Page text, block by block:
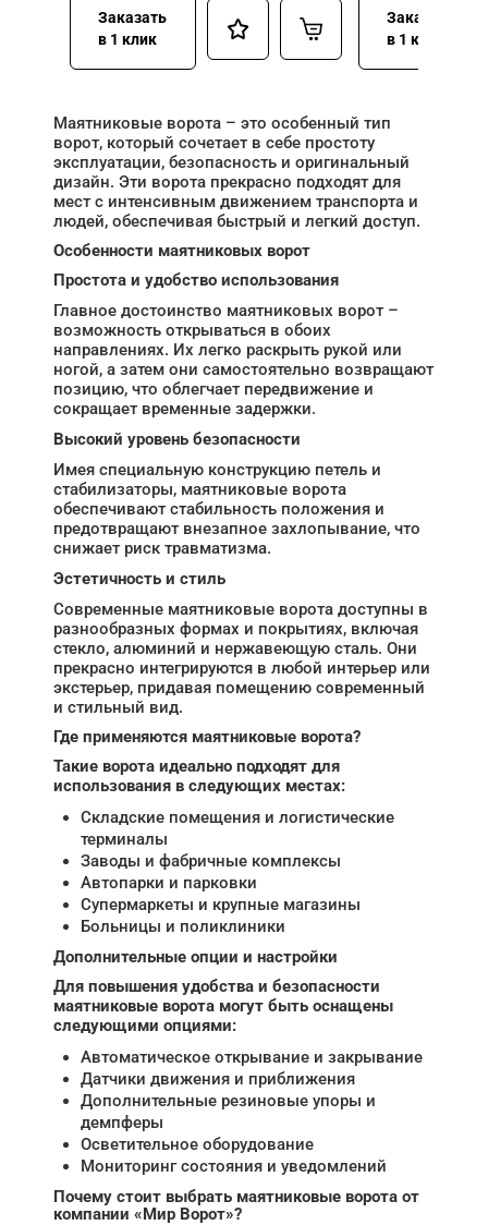
Заказать
в 1 клик
Заказать
в 1 клик
Маятниковые ворота – это особенный тип
ворот, который сочетает в себе простоту
эксплуатации, безопасность и оригинальный
дизайн. Эти ворота прекрасно подходят для
мест с интенсивным движением транспорта и
людей, обеспечивая быстрый и легкий доступ.
Особенности маятниковых ворот
Простота и удобство использования
Главное достоинство маятниковых ворот –
возможность открываться в обоих
направлениях. Их легко раскрыть рукой или
ногой, а затем они самостоятельно возвращают
позицию, что облегчает передвижение и
сокращает временные задержки.
Высокий уровень безопасности
Имея специальную конструкцию петель и
стабилизаторы, маятниковые ворота
обеспечивают стабильность положения и
предотвращают внезапное захлопывание, что
снижает риск травматизма.
Эстетичность и стиль
Современные маятниковые ворота доступны в
разнообразных формах и покрытиях, включая
стекло, алюминий и нержавеющую сталь. Они
прекрасно интегрируются в любой интерьер или
экстерьер, придавая помещению современный
и стильный вид.
Где применяются маятниковые ворота?
Такие ворота идеально подходят для
использования в следующих местах:
Складские помещения и логистические
терминалы
Заводы и фабричные комплексы
Автопарки и парковки
Супермаркеты и крупные магазины
Больницы и поликлиники
Дополнительные опции и настройки
Для повышения удобства и безопасности
маятниковые ворота могут быть оснащены
следующими опциями:
Автоматическое открывание и закрывание
Датчики движения и приближения
Дополнительные резиновые упоры и
демпферы
Осветительное оборудование
Мониторинг состояния и уведомлений
Почему стоит выбрать маятниковые ворота от
компании «Мир Ворот»?